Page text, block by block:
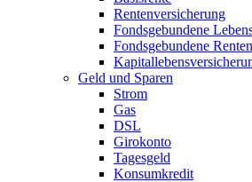
Rentenversicherung
Fondsgebundene
Fondsgebundene
Geld und Sparen
Strom
Gas
DSL
Girokonto
Tagesgeld
Konsumkredit